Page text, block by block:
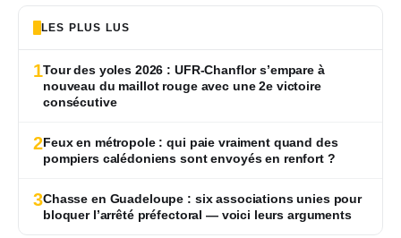
LES PLUS LUS
1Tour des yoles 2026 : UFR-Chanflor s’empare à
nouveau du maillot rouge avec une 2e victoire
consécutive
2Feux en métropole : qui paie vraiment quand des
pompiers calédoniens sont envoyés en renfort ?
3Chasse en Guadeloupe : six associations unies pour
bloquer l’arrêté préfectoral — voici leurs arguments